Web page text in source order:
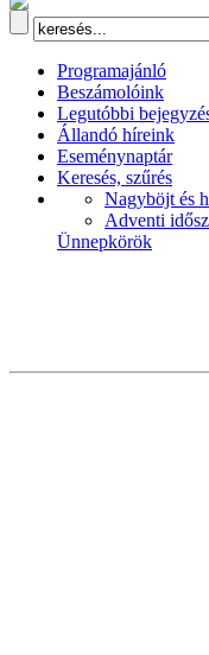
Programajánló
Beszámolóink
Legutóbbi
Állandó híreink
Eseménynaptár
Keresés, szűrés
Nagyböjt és
Adventi
Ünnepkörök